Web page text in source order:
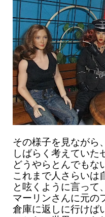
その様子を見ながら、
しばらく考えていた
どうやらとんでもな
これまで人さらいは
と呟くように言って、
マーリンさんに元の
倉庫に返しに行けば